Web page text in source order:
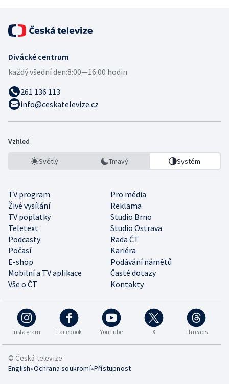
Divácké centrum
každý všední den:8:00—16:00 hodin
261 136 113
info@ceskatelevize.cz
Vzhled
Světlý Tmavý Systém
TV program
Pro média
Živé vysílání
Reklama
TV poplatky
Studio Brno
Teletext
Studio Ostrava
Podcasty
Rada ČT
Počasí
Kariéra
E-shop
Podávání námětů
Mobilní a TV aplikace
Časté dotazy
Vše o ČT
Kontakty
Instagram Facebook YouTube X Threads
© Česká televize
English•Ochrana soukromí•Přístupnost